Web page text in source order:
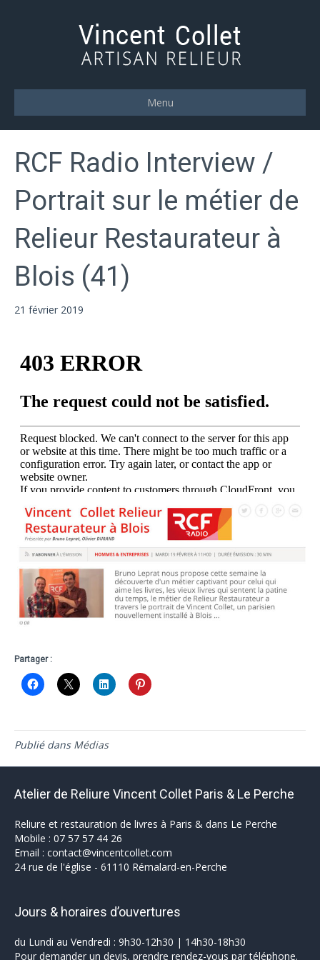
Menu
RCF Radio Interview /
Portrait sur le métier de
Relieur Restaurateur à
Blois (41)
21 février 2019
Partager :
Publié dans Médias
Atelier de Reliure Vincent Collet Paris & Le Perche
Reliure et restauration de livres à Paris & dans Le Perche
Mobile : 07 57 57 44 26
Email : contact@vincentcollet.com
24 rue de l'église - 61110 Rémalard-en-Perche
Jours & horaires d’ouvertures
du Lundi au Vendredi : 9h30-12h30 | 14h30-18h30
Pour demander un devis, prendre rendez-vous par téléphone.